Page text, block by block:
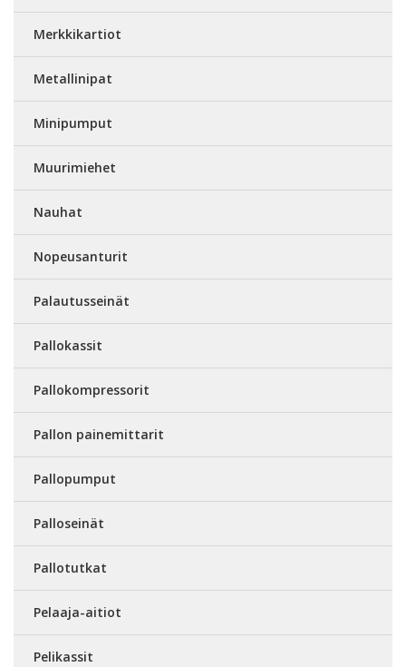
Merkkikartiot
Metallinipat
Minipumput
Muurimiehet
Nauhat
Nopeusanturit
Palautusseinät
Pallokassit
Pallokompressorit
Pallon painemittarit
Pallopumput
Palloseinät
Pallotutkat
Pelaaja-aitiot
Pelikassit